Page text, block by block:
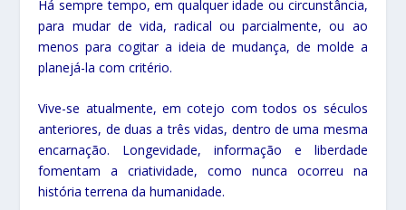
Há sempre tempo, em qualquer idade ou circunstância,
para mudar de vida, radical ou parcialmente, ou ao
menos para cogitar a ideia de mudança, de molde a
planejá-la com critério.
Vive-se atualmente, em cotejo com todos os séculos
anteriores, de duas a três vidas, dentro de uma mesma
encarnação. Longevidade, informação e liberdade
fomentam a criatividade, como nunca ocorreu na
história terrena da humanidade.